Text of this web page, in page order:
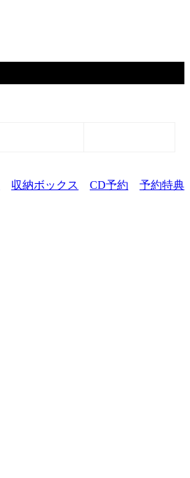
収納ボックス CD予約
予約特典